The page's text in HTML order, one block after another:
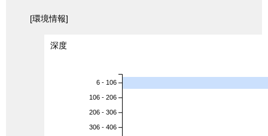
[環境情報]
深度
6 - 106
106 - 206
206 - 306
306 - 406